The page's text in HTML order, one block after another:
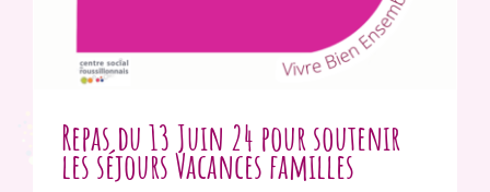
Repas du 13 Juin 24 pour soutenir
les séjours Vacances familles